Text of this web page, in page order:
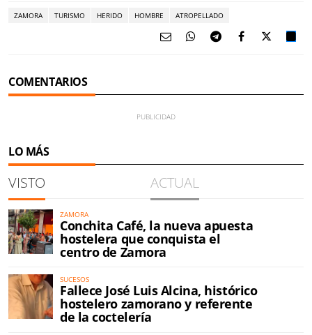
ZAMORA TURISMO HERIDO HOMBRE ATROPELLADO
COMENTARIOS
LO MÁS
VISTO ACTUAL
ZAMORA
Conchita Café, la nueva apuesta
hostelera que conquista el
centro de Zamora
SUCESOS
Fallece José Luis Alcina, histórico
hostelero zamorano y referente
de la coctelería